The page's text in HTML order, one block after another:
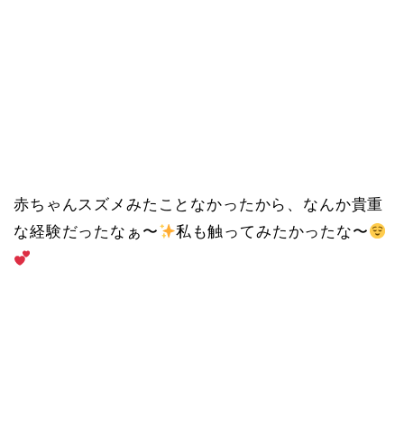
赤ちゃんスズメみたことなかったから、なんか貴重
な経験だったなぁ〜
私も触ってみたかったな〜